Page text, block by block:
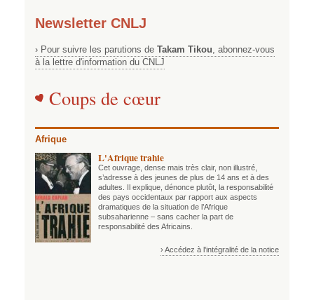
Newsletter CNLJ
› Pour suivre les parutions de Takam Tikou , abonnez-vous
à la lettre d'information du CNLJ
Coups de cœur
Afrique
L'Afrique trahie
Cet ouvrage, dense mais très clair, non illustré,
s’adresse à des jeunes de plus de 14 ans et à des
adultes. Il explique, dénonce plutôt, la responsabilité
des pays occidentaux par rapport aux aspects
dramatiques de la situation de l’Afrique
subsaharienne – sans cacher la part de
responsabilité des Africains.
› Accédez à l'intégralité de la notice